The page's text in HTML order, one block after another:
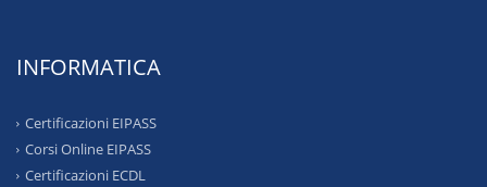
INFORMATICA
Certificazioni EIPASS
Corsi Online EIPASS
Certificazioni ECDL